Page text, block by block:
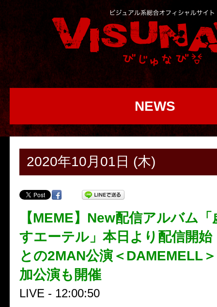
NEWS
2020年10月01日 (木)
【MEME】New配信アルバム
すエーテル」本日より配信開
との2MAN公演＜DAMEMELL
加公演も開催
LIVE - 12:00:50